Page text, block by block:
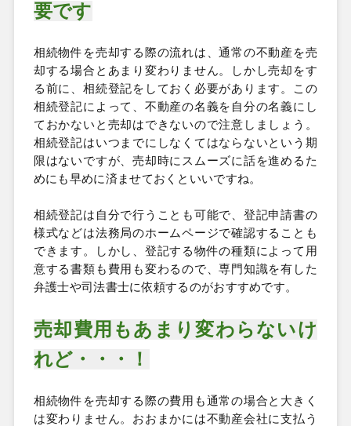
要です
相続物件を売却する際の流れは、通常の不動産を売
却する場合とあまり変わりません。しかし売却をす
る前に、相続登記をしておく必要があります。この
相続登記によって、不動産の名義を自分の名義にし
ておかないと売却はできないので注意しましょう。
相続登記はいつまでにしなくてはならないという期
限はないですが、売却時にスムーズに話を進めるた
めにも早めに済ませておくといいですね。
相続登記は自分で行うことも可能で、登記申請書の
様式などは法務局のホームページで確認することも
できます。しかし、登記する物件の種類によって用
意する書類も費用も変わるので、専門知識を有した
弁護士や司法書士に依頼するのがおすすめです。
売却費用もあまり変わらないけ
れど・・・！
相続物件を売却する際の費用も通常の場合と大きく
は変わりません。おおまかには不動産会社に支払う